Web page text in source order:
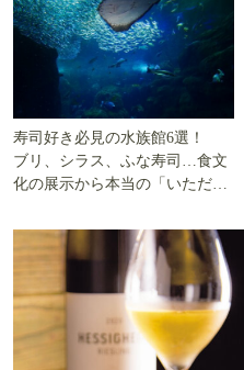
寿司好き必見の水族館6選！
ブリ、シラス、ふな寿司…食文
化の展示から本当の「いただき